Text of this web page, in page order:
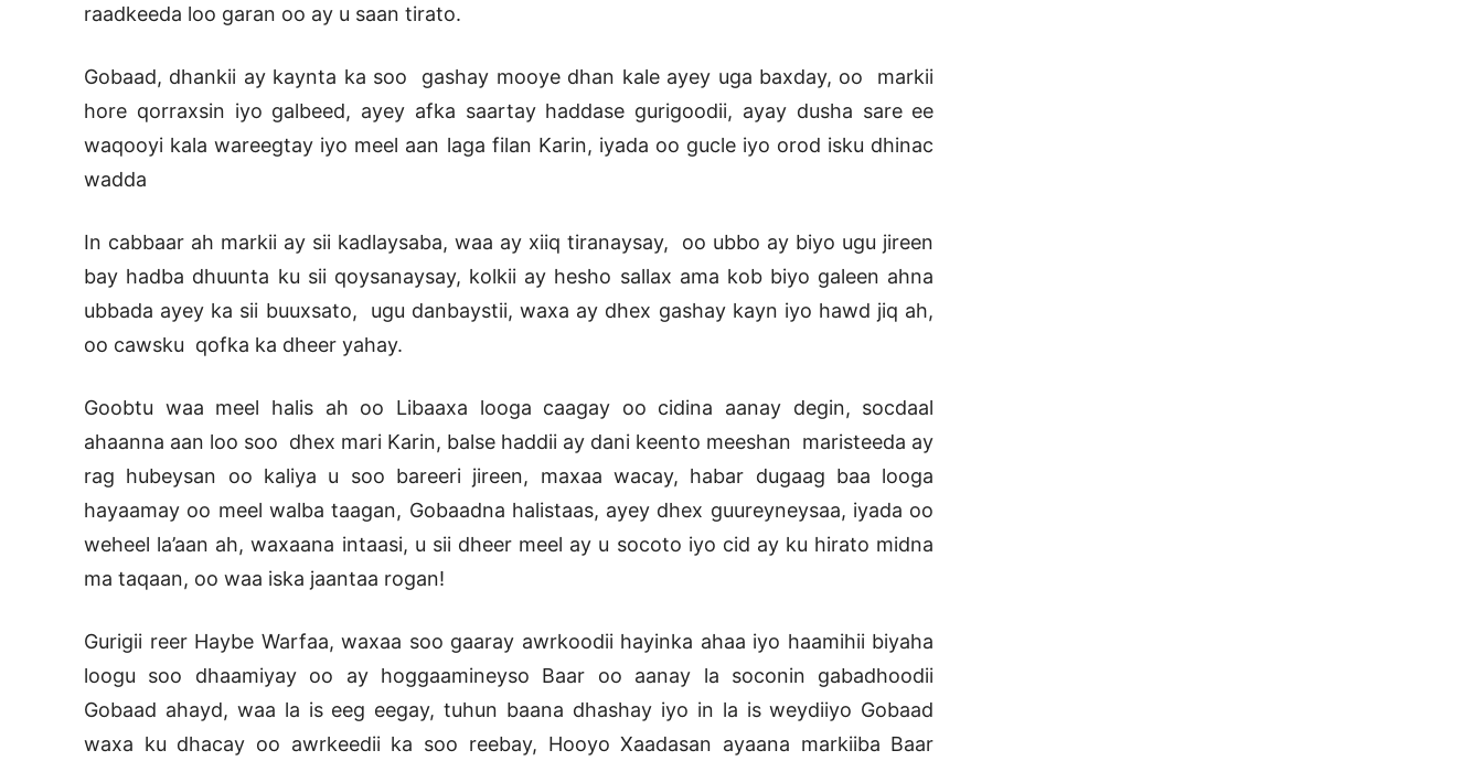
raadkeeda loo garan oo ay u saan tirato.
Gobaad, dhankii ay kaynta ka soo gashay mooye dhan kale ayey uga baxday, oo markii
hore qorraxsin iyo galbeed, ayey afka saartay haddase gurigoodii, ayay dusha sare ee
waqooyi kala wareegtay iyo meel aan laga filan Karin, iyada oo gucle iyo orod isku dhinac
wadda
In cabbaar ah markii ay sii kadlaysaba, waa ay xiiq tiranaysay, oo ubbo ay biyo ugu jireen
bay hadba dhuunta ku sii qoysanaysay, kolkii ay hesho sallax ama kob biyo galeen ahna
ubbada ayey ka sii buuxsato, ugu danbaystii, waxa ay dhex gashay kayn iyo hawd jiq ah,
oo cawsku qofka ka dheer yahay.
Goobtu waa meel halis ah oo Libaaxa looga caagay oo cidina aanay degin, socdaal
ahaanna aan loo soo dhex mari Karin, balse haddii ay dani keento meeshan maristeeda ay
rag hubeysan oo kaliya u soo bareeri jireen, maxaa wacay, habar dugaag baa looga
hayaamay oo meel walba taagan, Gobaadna halistaas, ayey dhex guureyneysaa, iyada oo
weheel la’aan ah, waxaana intaasi, u sii dheer meel ay u socoto iyo cid ay ku hirato midna
ma taqaan, oo waa iska jaantaa rogan!
Gurigii reer Haybe Warfaa, waxaa soo gaaray awrkoodii hayinka ahaa iyo haamihii biyaha
loogu soo dhaamiyay oo ay hoggaamineyso Baar oo aanay la soconin gabadhoodii
Gobaad ahayd, waa la is eeg eegay, tuhun baana dhashay iyo in la is weydiiyo Gobaad
waxa ku dhacay oo awrkeedii ka soo reebay, Hooyo Xaadasan ayaana markiiba Baar